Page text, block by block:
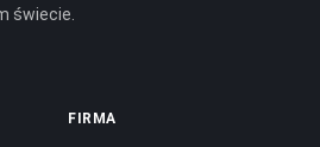
świecie.
FIRMA